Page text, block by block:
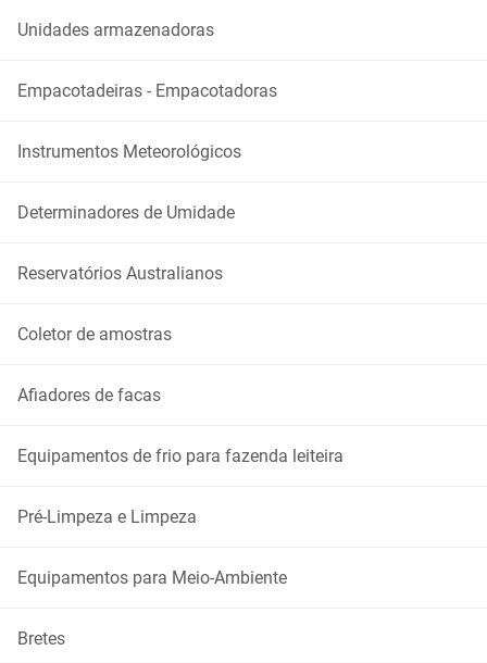
Unidades armazenadoras
Empacotadeiras - Empacotadoras
Instrumentos Meteorológicos
Determinadores de Umidade
Reservatórios Australianos
Coletor de amostras
Afiadores de facas
Equipamentos de frio para fazenda leiteira
Pré-Limpeza e Limpeza
Equipamentos para Meio-Ambiente
Bretes